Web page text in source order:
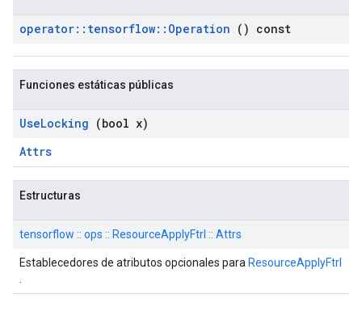
operator:: tensorflow:: Operation () const
Funciones estáticas públicas
UseLocking (bool x)
Attrs
Estructuras
tensorflow :: ops :: ResourceApplyFtrl :: Attrs
Establecedores de atributos opcionales para ResourceApplyFtrl